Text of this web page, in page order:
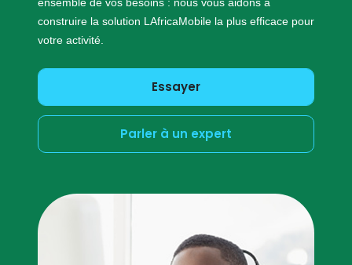
construire la solution LAfricaMobile la plus efficace pour
votre activité.
Essayer
Parler à un expert